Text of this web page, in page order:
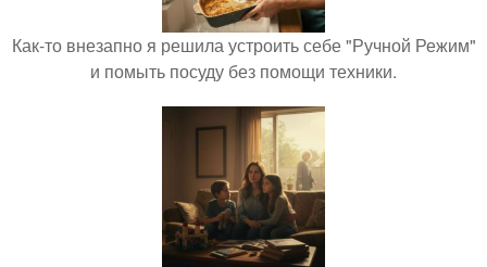
Как-то внезапно я решила устроить себе "Ручной Режим"
и помыть посуду без помощи техники.